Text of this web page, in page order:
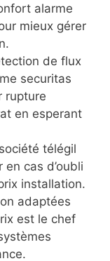
alarme
mieux gérer
de flux
securitas
rupture
en esperant
télégil
en cas d’oubli
installation.
adaptées
est le chef